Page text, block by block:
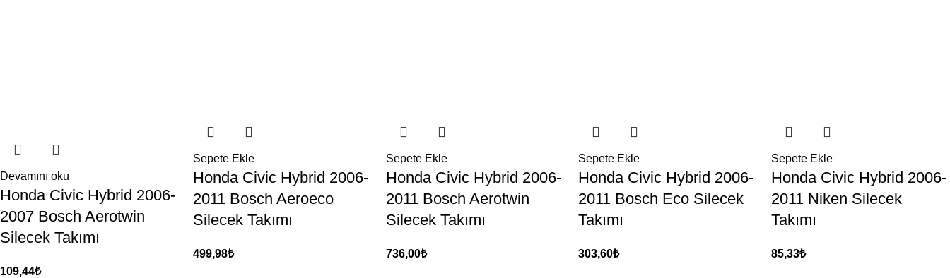
Devamını oku
Honda Civic Hybrid 2006-
2007 Bosch Aerotwin
Silecek Takımı
109,44₺
Sepete Ekle
Honda Civic Hybrid 2006-
2011 Bosch Aeroeco
Silecek Takımı
499,98₺
Sepete Ekle
Honda Civic Hybrid 2006-
2011 Bosch Aerotwin
Silecek Takımı
736,00₺
Sepete Ekle
Honda Civic Hybrid 2006-
2011 Bosch Eco Silecek
Takımı
303,60₺
Sepete Ekle
Honda Civic Hybrid 2006-
2011 Niken Silecek
Takımı
85,33₺